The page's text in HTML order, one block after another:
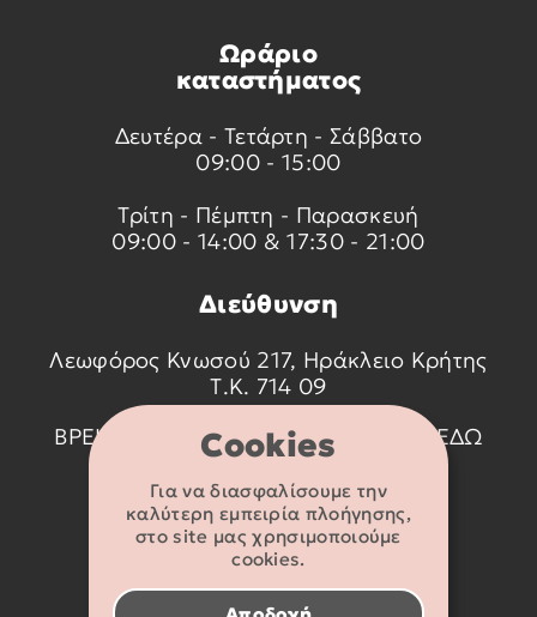
Cookies
Για να διασφαλίσουμε την
καλύτερη εμπειρία πλοήγησης,
στο site μας χρησιμοποιούμε
cookies.
Ωράριο
καταστήματος
Δευτέρα - Τετάρτη - Σάββατο
09:00 - 15:00
Τρίτη - Πέμπτη - Παρασκευή
09:00 - 14:00 & 17:30 - 21:00
Διεύθυνση
Λεωφόρος Κνωσού 217, Ηράκλειο Κρήτης
Τ.Κ. 714 09
ΒΡΕΙΤΕ ΜΑΣ ΣΤΟ ΧΑΡΤΗ ΠΑΤΩΝΤΑΣ
ΕΔΩ
Στοιχεία
επικοινωνίας
2810 233095